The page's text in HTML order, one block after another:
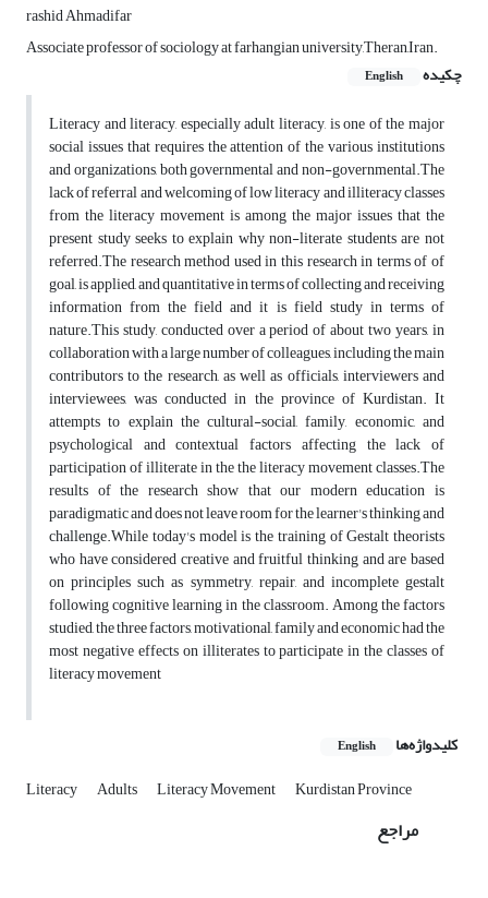
rashid Ahmadifar
Associate professor of sociology at farhangian university,Theran,Iran.
چکیده
English
Literacy and literacy, especially adult literacy, is one of the major
social issues that requires the attention of the various institutions
and organizations, both governmental and non-governmental.The
lack of referral and welcoming of low literacy and illiteracy classes
from the literacy movement is among the major issues that the
present study seeks to explain why non-literate students are not
referred.The research method used in this research in terms of of
goal, is applied, and quantitative in terms of collecting and receiving
information from the field and it is field study in terms of
nature.This study, conducted over a period of about two years, in
collaboration with a large number of colleagues, including the main
contributors to the research, as well as officials, interviewers and
interviewees, was conducted in the province of Kurdistan. It
attempts to explain the cultural-social, family, economic, and
psychological and contextual factors affecting the lack of
participation of illiterate in the the literacy movement classes.The
results of the research show that our modern education is
paradigmatic and does not leave room for the learner's thinking and
challenge.While today's model is the training of Gestalt theorists
who have considered creative and fruitful thinking and are based
on principles such as symmetry, repair, and incomplete gestalt
following cognitive learning in the classroom. Among the factors
studied, the three factors, motivational, family and economic had the
most negative effects on illiterates to participate in the classes of
literacy movement
کلیدواژه‌ها English
Literacy Adults Literacy Movement Kurdistan Province
مراجع